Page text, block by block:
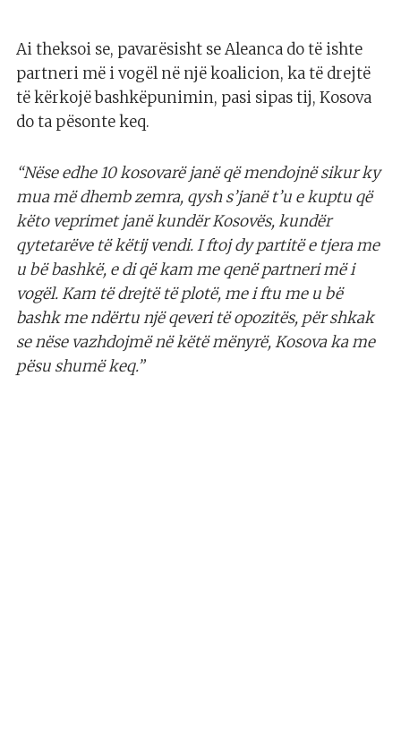
Ai theksoi se, pavarësisht se Aleanca do të ishte
partneri më i vogël në një koalicion, ka të drejtë
të kërkojë bashkëpunimin, pasi sipas tij, Kosova
do ta pësonte keq.
“Nëse edhe 10 kosovarë janë që mendojnë sikur ky
mua më dhemb zemra, qysh s’janë t’u e kuptu që
këto veprimet janë kundër Kosovës, kundër
qytetarëve të këtij vendi. I ftoj dy partitë e tjera me
u bë bashkë, e di që kam me qenë partneri më i
vogël. Kam të drejtë të plotë, me i ftu me u bë
bashk me ndërtu një qeveri të opozitës, për shkak
se nëse vazhdojmë në këtë mënyrë, Kosova ka me
pësu shumë keq.”